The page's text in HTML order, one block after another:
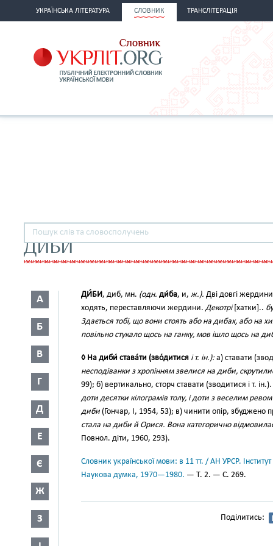
УКРАЇНСЬКА ЛІТЕРАТУРА СЛОВНИК ТРАНСЛІТЕРАЦІЯ
ДИБИ
А
Б
В
Г
Д
Е
Є
Ж
З
ДИ́БИ, диб, мн. (одн. ди́ба, и, ж.). Дві довгі
ходять, переставляючи жердини.Декотрі[хатки]..
Здається тобі, що вони стоять або на дибах, або на
повільно стукало щось на ганку, мов ішло щось на
◊ На диби́ става́ти (зво́дитися і т. ін.): а) ставати
несподіванки з хропінням звелися на диби,
99); б) вертикально, сторч ставати (зводитися і т. ін.).
доти десятки кілограмів толу, і доти з веселим
диби (Гончар, І, 1954, 53); в) чинити опір, збуджено
стала на диби й Орися. Вона категорично
Повнол. діти, 1960, 293).
Словник української мови: в 11 тт. / АН УРСР.
Наукова думка, 1970—1980. — Т. 2. — С. 269.
Поділитись: